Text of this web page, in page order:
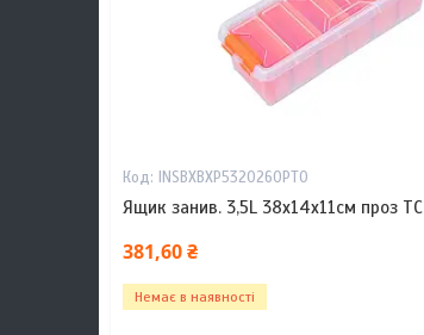
INSBXBXP5320260PT0
Ящик занив. 3,5L 38х14х11см проз TC
381,60 ₴
Немає в наявності